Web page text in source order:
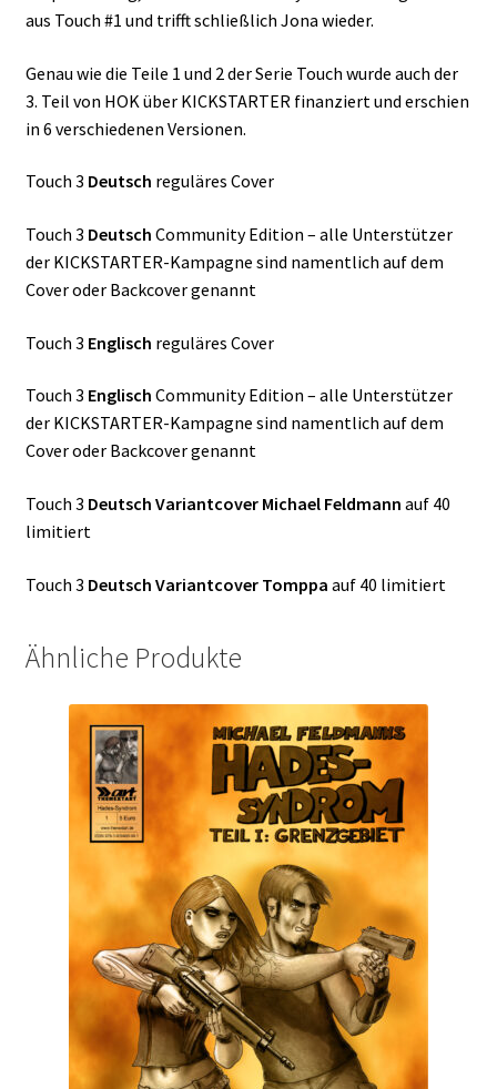
aus Touch #1 und trifft schließlich Jona wieder.
Genau wie die Teile 1 und 2 der Serie Touch wurde auch der
3. Teil von HOK über KICKSTARTER finanziert und erschien
in 6 verschiedenen Versionen.
Touch 3 Deutsch reguläres Cover
Touch 3 Deutsch Community Edition – alle Unterstützer
der KICKSTARTER-Kampagne sind namentlich auf dem
Cover oder Backcover genannt
Touch 3 Englisch reguläres Cover
Touch 3 Englisch Community Edition – alle Unterstützer
der KICKSTARTER-Kampagne sind namentlich auf dem
Cover oder Backcover genannt
Touch 3 Deutsch Variantcover Michael Feldmann auf 40
limitiert
Touch 3 Deutsch Variantcover Tomppa auf 40 limitiert
Ähnliche Produkte